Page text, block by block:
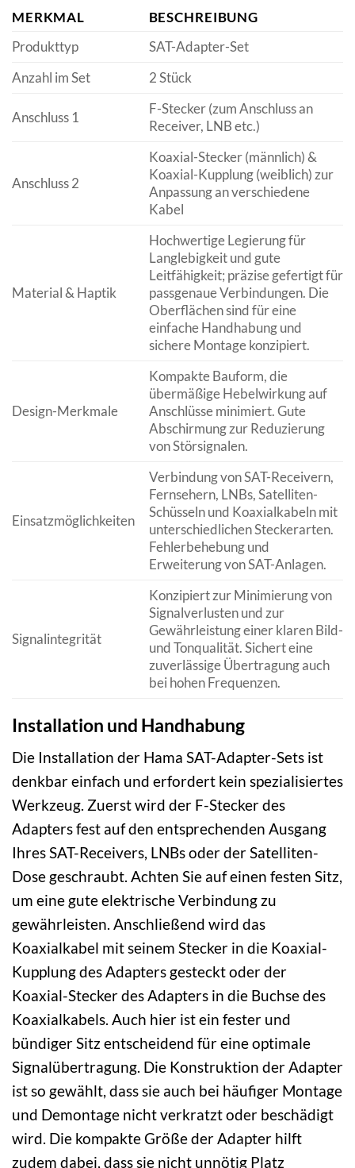
MERKMAL
BESCHREIBUNG
Produkttyp
SAT-Adapter-Set
Anzahl im Set
2 Stück
Anschluss 1
F-Stecker (zum Anschluss an
Receiver, LNB etc.)
Anschluss 2
Koaxial-Stecker (männlich) &
Koaxial-Kupplung (weiblich) zur
Anpassung an verschiedene
Kabel
Material & Haptik
Hochwertige Legierung für
Langlebigkeit und gute
Leitfähigkeit; präzise gefertigt für
passgenaue Verbindungen. Die
Oberflächen sind für eine
einfache Handhabung und
sichere Montage konzipiert.
Design-Merkmale
Kompakte Bauform, die
übermäßige Hebelwirkung auf
Anschlüsse minimiert. Gute
Abschirmung zur Reduzierung
von Störsignalen.
Einsatzmöglichkeiten
Verbindung von SAT-Receivern,
Fernsehern, LNBs, Satelliten-
Schüsseln und Koaxialkabeln mit
unterschiedlichen Steckerarten.
Fehlerbehebung und
Erweiterung von SAT-Anlagen.
Signalintegrität
Konzipiert zur Minimierung von
Signalverlusten und zur
Gewährleistung einer klaren Bild-
und Tonqualität. Sichert eine
zuverlässige Übertragung auch
bei hohen Frequenzen.
Installation und Handhabung
Die Installation der Hama SAT-Adapter-Sets ist
denkbar einfach und erfordert kein spezialisiertes
Werkzeug. Zuerst wird der F-Stecker des
Adapters fest auf den entsprechenden Ausgang
Ihres SAT-Receivers, LNBs oder der Satelliten-
Dose geschraubt. Achten Sie auf einen festen Sitz,
um eine gute elektrische Verbindung zu
gewährleisten. Anschließend wird das
Koaxialkabel mit seinem Stecker in die Koaxial-
Kupplung des Adapters gesteckt oder der
Koaxial-Stecker des Adapters in die Buchse des
Koaxialkabels. Auch hier ist ein fester und
bündiger Sitz entscheidend für eine optimale
Signalübertragung. Die Konstruktion der Adapter
ist so gewählt, dass sie auch bei häufiger Montage
und Demontage nicht verkratzt oder beschädigt
wird. Die kompakte Größe der Adapter hilft
zudem dabei, dass sie nicht unnötig Platz